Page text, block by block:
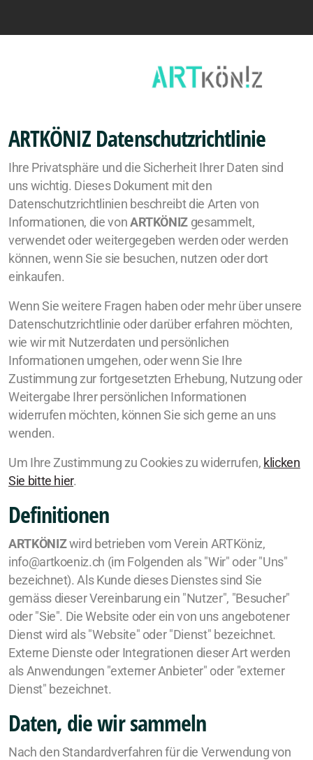
ARTKÖNIZ Datenschutzrichtlinie
Ihre Privatsphäre und die Sicherheit Ihrer Daten sind
uns wichtig. Dieses Dokument mit den
Datenschutzrichtlinien beschreibt die Arten von
Informationen, die von ARTKÖNIZ gesammelt,
verwendet oder weitergegeben werden oder werden
können, wenn Sie sie besuchen, nutzen oder dort
einkaufen.
Wenn Sie weitere Fragen haben oder mehr über unsere
Datenschutzrichtlinie oder darüber erfahren möchten,
wie wir mit Nutzerdaten und persönlichen
Informationen umgehen, oder wenn Sie Ihre
Zustimmung zur fortgesetzten Erhebung, Nutzung oder
Weitergabe Ihrer persönlichen Informationen
widerrufen möchten, können Sie sich gerne an uns
wenden.
Um Ihre Zustimmung zu Cookies zu widerrufen, klicken
Sie bitte hier.
Definitionen
ARTKÖNIZwird betrieben vom Verein ARTKöniz,
info@artkoeniz.ch (im Folgenden als "Wir" oder "Uns"
bezeichnet). Als Kunde dieses Dienstes sind Sie
gemäss dieser Vereinbarung ein "Nutzer", "Besucher"
oder "Sie". Die Website oder ein von uns angebotener
Dienst wird als "Website" oder "Dienst" bezeichnet.
Externe Dienste oder Integrationen dieser Art werden
als Anwendungen "externer Anbieter" oder "externer
Dienst" bezeichnet.
Daten, die wir sammeln
Nach den Standardverfahren für die Verwendung von
Programm
Programm ArtKöniz
Öffnungszeiten Ausstellung
Workshops
Gesprächspodien
Ausstellende Künstler*innen
Verein
Mitglied werden
Vorstand
KunstMarkt
Anreise